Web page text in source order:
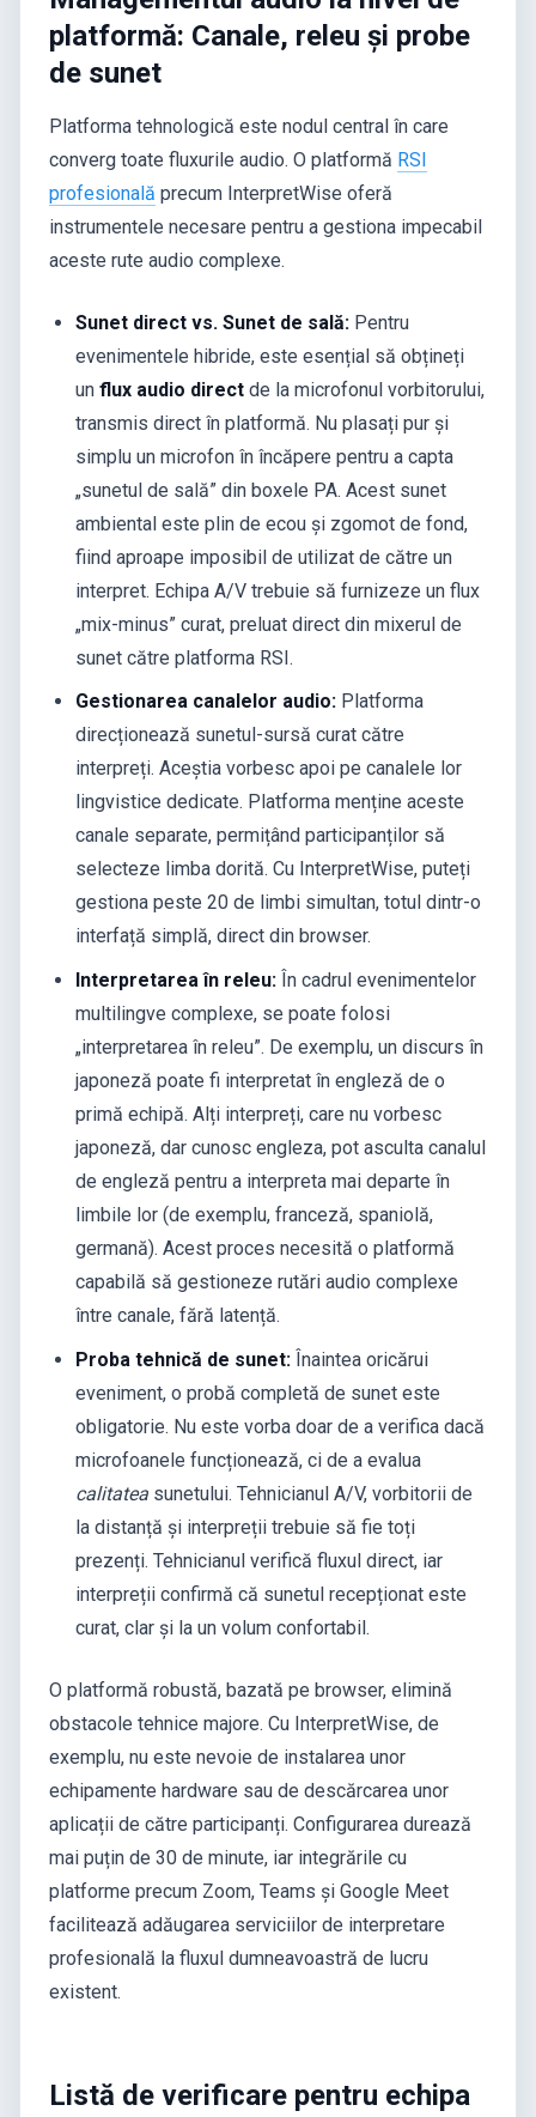
platformă: Canale, releu și probe
de sunet
Platforma tehnologică este nodul central în care
converg toate fluxurile audio. O platformă RSI
profesională precum InterpretWise oferă
instrumentele necesare pentru a gestiona impecabil
aceste rute audio complexe.
Sunet direct vs. Sunet de sală: Pentru
evenimentele hibride, este esențial să obțineți
unflux audio direct de la microfonul vorbitorului,
transmis direct în platformă. Nu plasați pur și
simplu un microfon în încăpere pentru a capta
„sunetul de sală” din boxele PA. Acest sunet
ambiental este plin de ecou și zgomot de fond,
fiind aproape imposibil de utilizat de către un
interpret. Echipa A/V trebuie să furnizeze un flux
„mix-minus” curat, preluat direct din mixerul de
sunet către platforma RSI.
Gestionarea canalelor audio: Platforma
direcționează sunetul-sursă curat către
interpreți. Aceștia vorbesc apoi pe canalele lor
lingvistice dedicate. Platforma menține aceste
canale separate, permițând participanților să
selecteze limba dorită. Cu InterpretWise, puteți
gestiona peste 20 de limbi simultan, totul dintr-o
interfață simplă, direct din browser.
Interpretarea în releu: În cadrul evenimentelor
multilingve complexe, se poate folosi
„interpretarea în releu”. De exemplu, un discurs în
japoneză poate fi interpretat în engleză de o
primă echipă. Alți interpreți, care nu vorbesc
japoneză, dar cunosc engleza, pot asculta canalul
de engleză pentru a interpreta mai departe în
limbile lor (de exemplu, franceză, spaniolă,
germană). Acest proces necesită o platformă
capabilă să gestioneze rutări audio complexe
între canale, fără latență.
Proba tehnică de sunet: Înaintea oricărui
eveniment, o probă completă de sunet este
obligatorie. Nu este vorba doar de a verifica dacă
microfoanele funcționează, ci de a evalua
calitatea sunetului. Tehnicianul A/V, vorbitorii de
la distanță și interpreții trebuie să fie toți
prezenți. Tehnicianul verifică fluxul direct, iar
interpreții confirmă că sunetul recepționat este
curat, clar și la un volum confortabil.
O platformă robustă, bazată pe browser, elimină
obstacole tehnice majore. Cu InterpretWise, de
exemplu, nu este nevoie de instalarea unor
echipamente hardware sau de descărcarea unor
aplicații de către participanți. Configurarea durează
mai puțin de 30 de minute, iar integrările cu
platforme precum Zoom, Teams și Google Meet
facilitează adăugarea serviciilor de interpretare
profesională la fluxul dumneavoastră de lucru
existent.
Listă de verificare pentru echipa